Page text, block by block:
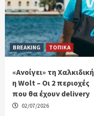
BREAKING ΤΟΠΙΚΑ
«Ανοίγει» τη Χαλκιδική
η Wolt – Οι 2 περιοχές
που θα έχουν delivery
02/07/2026